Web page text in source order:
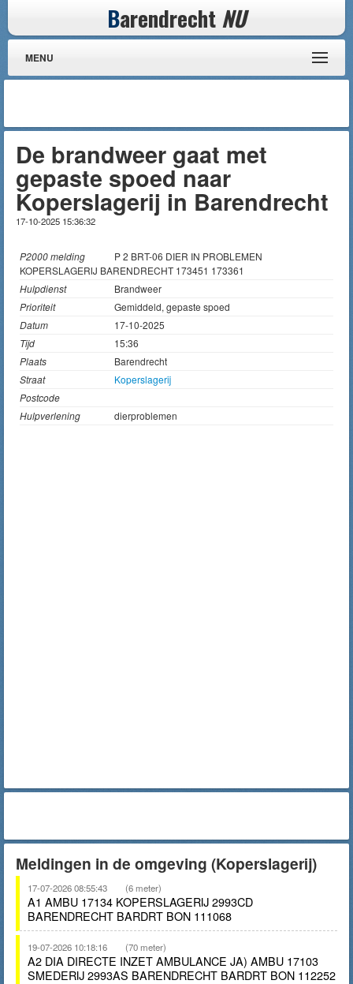
Barendrecht NU
MENU
De brandweer gaat met
gepaste spoed naar
Koperslagerij in Barendrecht
17-10-2025 15:36:32
P2000 melding
P 2 BRT-06 DIER IN PROBLEMEN
KOPERSLAGERIJ BARENDRECHT 173451 173361
Hulpdienst
Brandweer
Prioriteit
Gemiddeld, gepaste spoed
Datum
17-10-2025
Tijd
15:36
Plaats
Barendrecht
Straat
Koperslagerij
Postcode
Hulpverlening
dierproblemen
Meldingen in de omgeving (Koperslagerij)
17-07-2026 08:55:43 (6 meter)
A1 AMBU 17134 KOPERSLAGERIJ 2993CD
BARENDRECHT BARDRT BON 111068
19-07-2026 10:18:16 (70 meter)
A2 DIA DIRECTE INZET AMBULANCE JA) AMBU 17103
SMEDERIJ 2993AS BARENDRECHT BARDRT BON 112252